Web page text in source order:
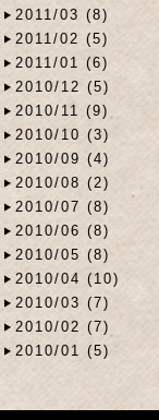
2011/03 (8)
2011/02 (5)
2011/01 (6)
2010/12 (5)
2010/11 (9)
2010/10 (3)
2010/09 (4)
2010/08 (2)
2010/07 (8)
2010/06 (8)
2010/05 (8)
2010/04 (10)
2010/03 (7)
2010/02 (7)
2010/01 (5)